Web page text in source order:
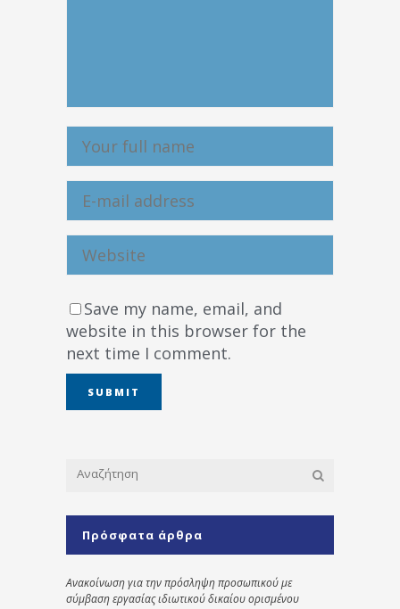
Save my name, email, and
website in this browser for the
next time I comment.
Πρόσφατα άρθρα
Ανακοίνωση για την πρόσληψη προσωπικού με
σύμβαση εργασίας ιδιωτικού δικαίου ορισμένου